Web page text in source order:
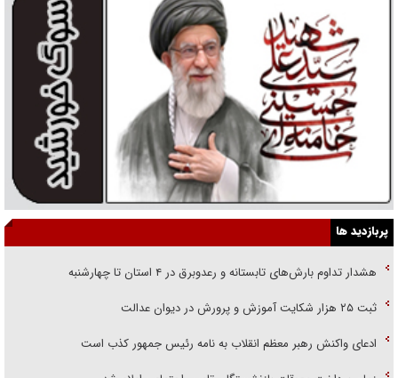
پربازدید ها
هشدار تداوم بارش‌های تابستانه و رعدوبرق در ۴ استان تا چهارشنبه
ثبت ۲۵ هزار شکایت آموزش و پرورش در دیوان عدالت
ادعای واکنش رهبر معظم انقلاب به نامه رئیس جمهور کذب است